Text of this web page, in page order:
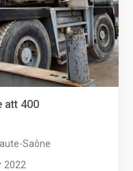
att 400
Saône
2022